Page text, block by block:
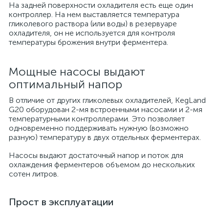
На задней поверхности охладителя есть еще один
контроллер. На нем выставляется температура
гликолевого раствора (или воды) в резервуаре
охладителя, он не используется для контроля
температуры брожения внутри ферментера.
Мощные насосы выдают
оптимальный напор
В отличие от других гликолевых охладителей, KegLand
G20 оборудован 2-мя встроенными насосами и 2-мя
температурными контроллерами. Это позволяет
одновременно поддерживать нужную (возможно
разную) температуру в двух отдельных ферментерах.
Насосы выдают достаточный напор и поток для
охлаждения ферментеров объемом до нескольких
сотен литров.
Прост в эксплуатации